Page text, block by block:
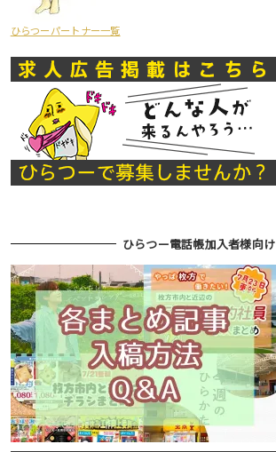
ひらつーパートナー一覧
ひらつー電話帳加入者様向け